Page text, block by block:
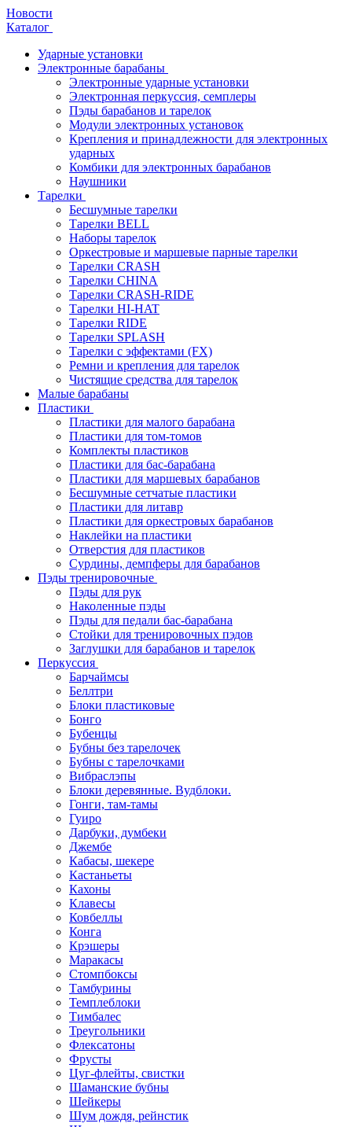
Новости
Каталог
Ударные установки
Электронные барабаны
Электронные ударные установки
Электронная перкуссия, семплеры
Пэды барабанов и тарелок
Модули электронных установок
Крепления и принадлежности для электронных
ударных
Комбики для электронных барабанов
Наушники
Тарелки
Бесшумные тарелки
Тарелки BELL
Наборы тарелок
Оркестровые и маршевые парные тарелки
Тарелки CRASH
Тарелки CHINA
Тарелки CRASH-RIDE
Тарелки HI-HAT
Тарелки RIDE
Тарелки SPLASH
Тарелки с эффектами (FX)
Ремни и крепления для тарелок
Чистящие средства для тарелок
Малые барабаны
Пластики
Пластики для малого барабана
Пластики для том-томов
Комплекты пластиков
Пластики для бас-барабана
Пластики для маршевых барабанов
Бесшумные сетчатые пластики
Пластики для литавр
Пластики для оркестровых барабанов
Наклейки на пластики
Отверстия для пластиков
Сурдины, демпферы для барабанов
Пэды тренировочные
Пэды для рук
Наколенные пэды
Пэды для педали бас-барабана
Стойки для тренировочных пэдов
Заглушки для барабанов и тарелок
Перкуссия
Барчаймсы
Беллтри
Блоки пластиковые
Бонго
Бубенцы
Бубны без тарелочек
Бубны с тарелочками
Вибраслэпы
Блоки деревянные. Вудблоки.
Гонги, там-тамы
Гуиро
Дарбуки, думбеки
Джембе
Кабасы, шекере
Кастаньеты
Кахоны
Клавесы
Ковбеллы
Конга
Крэшеры
Маракасы
Стомпбоксы
Тамбурины
Темплеблоки
Тимбалес
Треугольники
Флексатоны
Фрусты
Цуг-флейты, свистки
Шаманские бубны
Шейкеры
Шум дождя, рейнстик